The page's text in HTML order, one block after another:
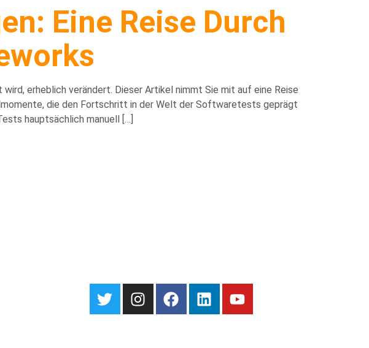
Eine Reise Durch
erheblich verändert. Dieser Artikel nimmt Sie mit auf eine Reise
die den Fortschritt in der Welt der Softwaretests geprägt
hauptsächlich manuell […]